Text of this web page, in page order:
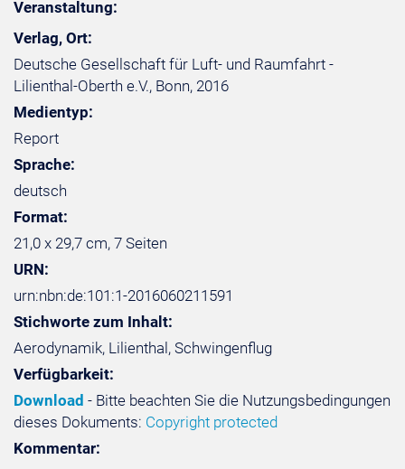
Veranstaltung:
Verlag, Ort:
Deutsche Gesellschaft für Luft- und Raumfahrt -
Lilienthal-Oberth e.V., Bonn, 2016
Medientyp:
Report
Sprache:
deutsch
Format:
21,0 x 29,7 cm, 7 Seiten
URN:
urn:nbn:de:101:1-2016060211591
Stichworte zum Inhalt:
Aerodynamik, Lilienthal, Schwingenflug
Verfügbarkeit:
Download - Bitte beachten Sie die Nutzungsbedingungen
dieses Dokuments: Copyright protected
Kommentar: